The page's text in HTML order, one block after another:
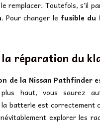
remplacer. Toutefois, s’il
. Pour changer le fusible du
réparation du
de la Nissan Pathfinder
haut, vous saurez
la batterie est correctement
explorer les